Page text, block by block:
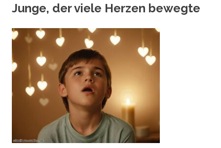
Junge, der viele Herzen bewegte